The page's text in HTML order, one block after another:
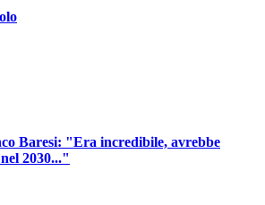
Baresi: "Era incredibile, avrebbe
2030..."